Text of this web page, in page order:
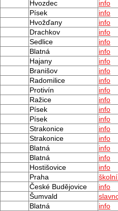
Hvozdec
info
Písek
info
Hvožďany
info
Drachkov
info
Sedlice
info
Blatná
info
Hajany
info
Branišov
info
Radomilice
info
Protivín
info
Ražice
info
Písek
info
Písek
info
Strakonice
info
Strakonice
info
Blatná
info
Blatná
info
Hostišovice
info
Praha
České Budějovice
info
Šumvald
Blatná
info